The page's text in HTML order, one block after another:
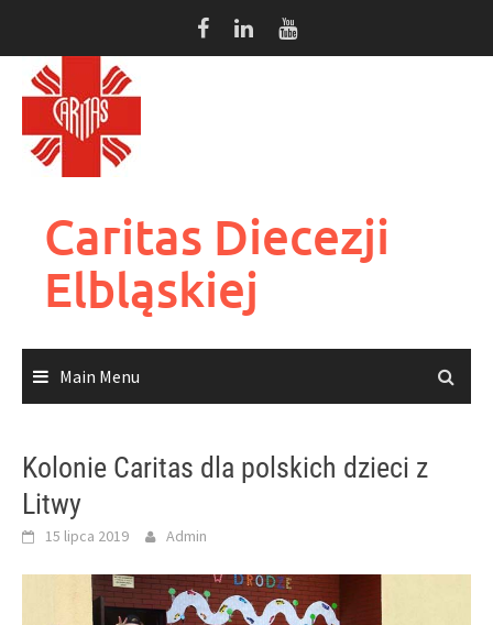
content
Caritas Diecezji
Elbląskiej
Main Menu
Kolonie Caritas dla polskich dzieci z
Litwy
15 lipca 2019 Admin